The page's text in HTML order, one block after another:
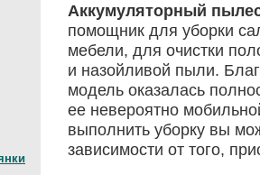
Аккумуляторный
помощник для уборки
мебели, для очистки
и назойливой пыли.
модель оказалась
ее невероятно
выполнить уборку вы
зависимости от того,